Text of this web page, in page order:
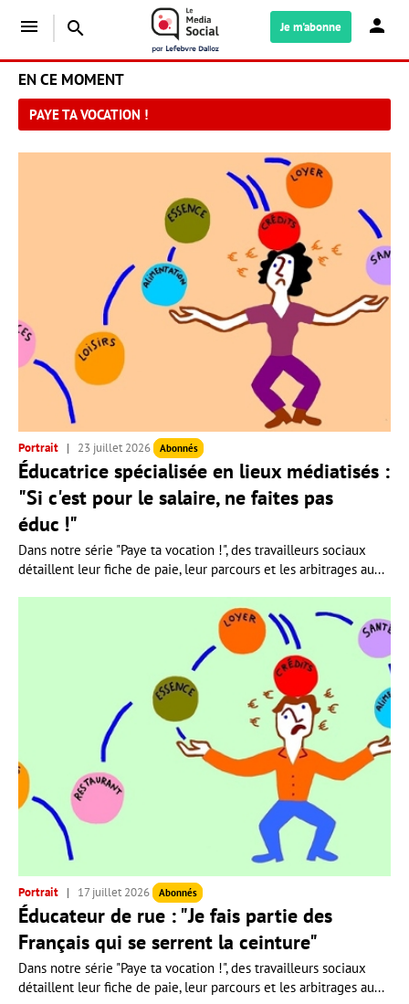
menu search Je m'abonne
EN CE MOMENT
PAYE TA VOCATION !
Portrait 23 juillet 2026 Abonnés
Éducatrice spécialisée en lieux médiatisés :
"Si c'est pour le salaire, ne faites pas
éduc !"
Dans notre série "Paye ta vocation !", des travailleurs sociaux
détaillent leur fiche de paie, leur parcours et les arbitrages au...
Portrait 17 juillet 2026 Abonnés
Éducateur de rue : "Je fais partie des
Français qui se serrent la ceinture"
Dans notre série "Paye ta vocation !", des travailleurs sociaux
détaillent leur fiche de paie, leur parcours et les arbitrages au...